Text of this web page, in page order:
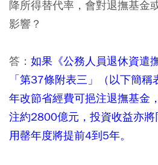
降所得替代率，會對退撫基金
影響？
答： 如果《公務人員退休資遣
「第37條附表三」（以下簡
年改節省經費可挹注退撫基金
注約2800億元，投資收益亦
用罄年度將提前4到5年。